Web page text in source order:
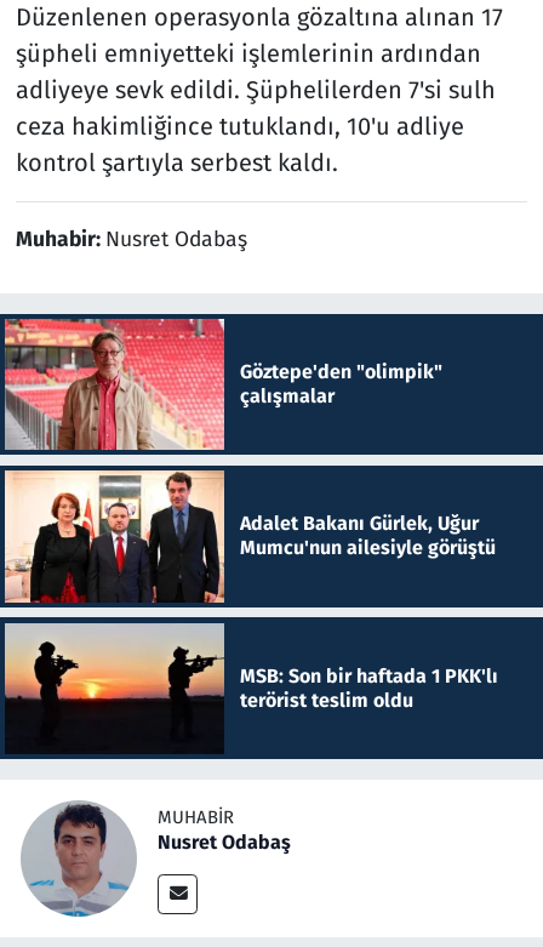
Düzenlenen operasyonla gözaltına alınan 17
şüpheli emniyetteki işlemlerinin ardından
adliyeye sevk edildi. Şüphelilerden 7'si sulh
ceza hakimliğince tutuklandı, 10'u adliye
kontrol şartıyla serbest kaldı.
Muhabir: Nusret Odabaş
Göztepe'den "olimpik"
çalışmalar
Adalet Bakanı Gürlek, Uğur
Mumcu'nun ailesiyle görüştü
MSB: Son bir haftada 1 PKK'lı
terörist teslim oldu
MUHABIR
Nusret Odabaş